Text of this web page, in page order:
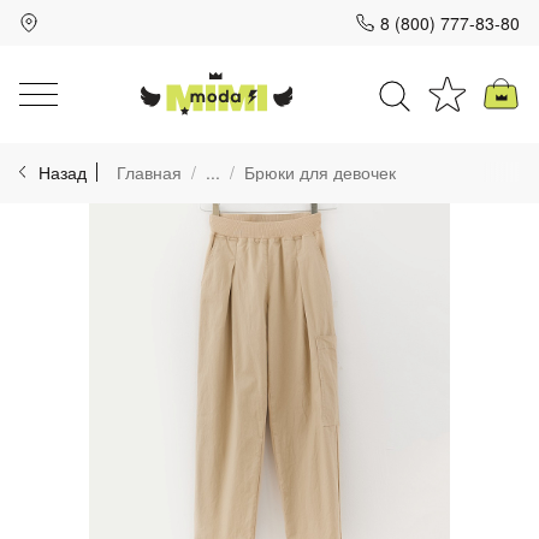
8 (800) 777-83-80
Назад Главная ... Брюки для девочек
Для клиентов всех банков
Разбейте
на части
без переплат